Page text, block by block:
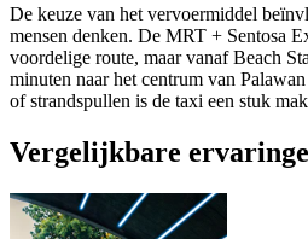
De keuze van het vervoermiddel
mensen denken. De MRT + Sentosa
voordelige route, maar vanaf Beach
minuten naar het centrum van
of strandspullen is de taxi een stuk
Vergelijkbare